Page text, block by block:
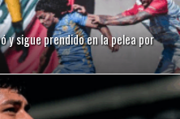
y sigue prendido en la pelea por